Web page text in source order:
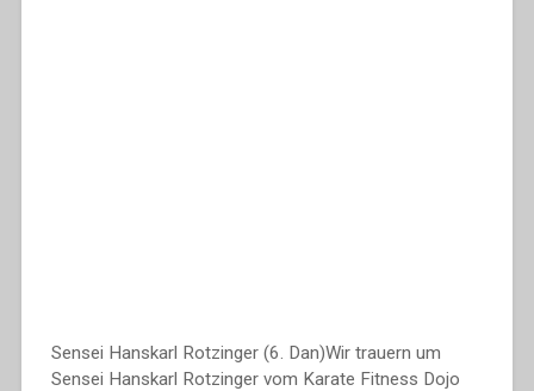
Sensei Hanskarl Rotzinger (6. Dan)Wir trauern um
Sensei Hanskarl Rotzinger vom Karate Fitness Dojo